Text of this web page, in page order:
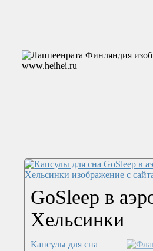
GoSleep в
Хельсинки
Капсулы для сна